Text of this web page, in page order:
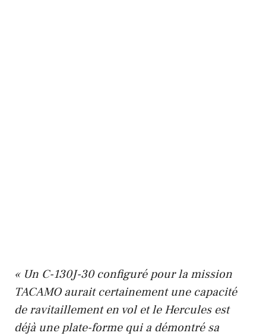
« Un C-130J-30 configuré pour la mission
TACAMO aurait certainement une capacité
de ravitaillement en vol et le Hercules est
déjà une plate-forme qui a démontré sa